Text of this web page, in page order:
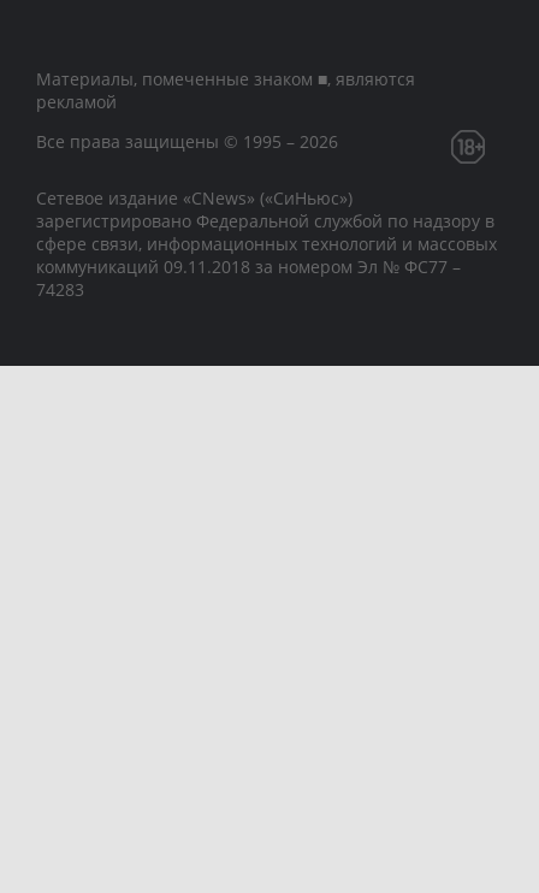
Материалы, помеченные знаком ■, являются
рекламой
Все права защищены © 1995 – 2026
Сетевое издание «CNews» («СиНьюс»)
зарегистрировано Федеральной службой по надзору в
сфере связи, информационных технологий и массовых
коммуникаций 09.11.2018 за номером Эл № ФС77 –
74283